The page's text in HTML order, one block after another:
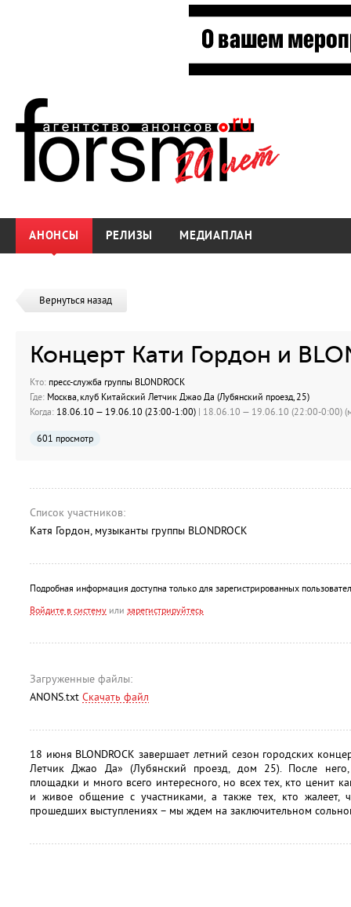
АНОНСЫ РЕЛИЗЫ МЕДИАПЛАН
Вернуться назад
Концерт Кати Гордон и
Кто: пресс-служба группы BLONDROCK
Где: Москва, клуб Китайский Летчик Джао Да (Лубянский проезд, 25)
Когда: 18.06.10 — 19.06.10 (23:00-1:00) | 18.06.10 — 19.06.10 (22:00-0:00)
601 просмотр
Список участников:
Катя Гордон, музыканты группы BLONDROCK
Подробная информация доступна только для зарегистрированных
Войдите в систему или зарегистрируйтесь
Загруженные файлы:
ANONS.txt Скачать файл
18 июня BLONDROCK завершает летний сезон городских
Летчик Джао Да» (Лубянский проезд, дом 25). После
площадки и много всего интересного, но всех тех, кто ценит
и живое общение с участниками, а также тех, кто жалеет,
прошедших выступлениях – мы ждем на заключительном